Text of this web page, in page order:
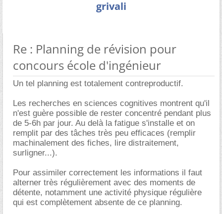
grivali
Re : Planning de révision pour
concours école d'ingénieur
Un tel planning est totalement contreproductif.
Les recherches en sciences cognitives montrent qu'il
n'est guère possible de rester concentré pendant plus
de 5-6h par jour. Au delà la fatigue s'installe et on
remplit par des tâches très peu efficaces (remplir
machinalement des fiches, lire distraitement,
surligner...).
Pour assimiler correctement les informations il faut
alterner très régulièrement avec des moments de
détente, notamment une activité physique régulière
qui est complètement absente de ce planning.